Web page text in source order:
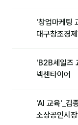
'창업마케팅
대구창조경
'B2B세일즈
넥센타이어
'AI 교육'_김
소상공인시